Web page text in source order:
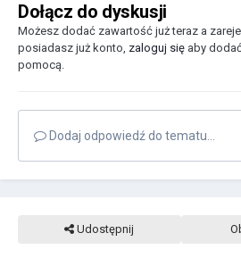
Dołącz do dyskusji
Możesz dodać zawartość już teraz a
posiadasz już konto, zaloguj się aby
pomocą.
Dodaj odpowiedź do tematu...
Udostępnij